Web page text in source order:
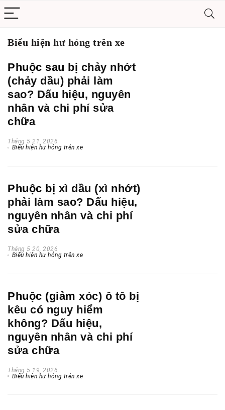
Biểu hiện hư hỏng trên xe
Phuộc sau bị chảy nhớt
(chảy dầu) phải làm
sao? Dấu hiệu, nguyên
nhân và chi phí sửa
chữa
Tháng 5 21, 2026
Biểu hiện hư hỏng trên xe
Phuộc bị xì dầu (xì nhớt)
phải làm sao? Dấu hiệu,
nguyên nhân và chi phí
sửa chữa
Tháng 5 20, 2026
Biểu hiện hư hỏng trên xe
Phuộc (giảm xóc) ô tô bị
kêu có nguy hiểm
không? Dấu hiệu,
nguyên nhân và chi phí
sửa chữa
Tháng 5 19, 2026
Biểu hiện hư hỏng trên xe